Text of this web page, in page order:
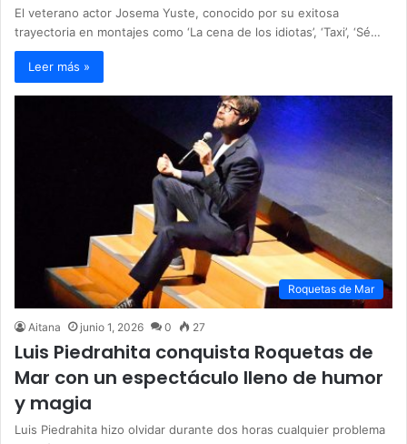
El veterano actor Josema Yuste, conocido por su exitosa
trayectoria en montajes como ‘La cena de los idiotas’, ‘Taxi’, ‘Sé…
Leer más »
Roquetas de Mar
Aitana junio 1, 2026 0 27
Luis Piedrahita conquista Roquetas de
Mar con un espectáculo lleno de humor
y magia
Luis Piedrahita hizo olvidar durante dos horas cualquier problema